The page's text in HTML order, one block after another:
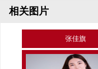
相关图片
张佳旗